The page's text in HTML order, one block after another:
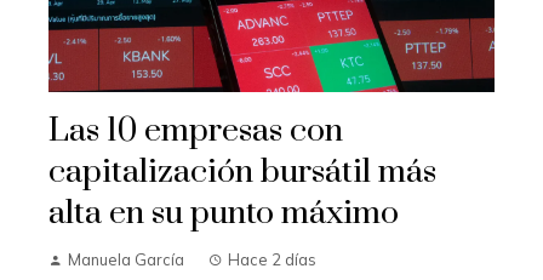
Las 10 empresas con
capitalización bursátil más
alta en su punto máximo
Manuela García Hace 2 días